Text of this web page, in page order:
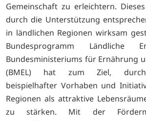
Gemeinschaft zu erleichtern.
durch die Unterstützung
in ländlichen Regionen wirksam
Bundesprogramm Ländliche
Bundesministeriums für Ernährung
(BMEL) hat zum Ziel, durch
beispielhafter Vorhaben und
Regionen als attraktive
zu stärken. Mit der